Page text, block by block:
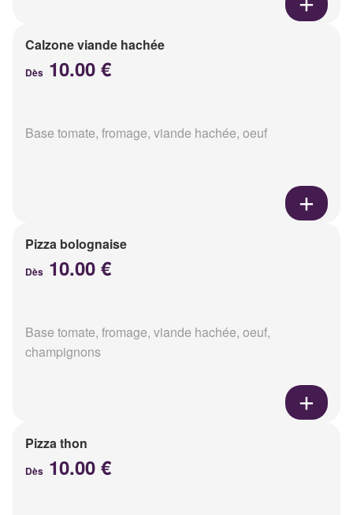
Calzone viande hachée
Dès 10.00 €
Base tomate, fromage, viande hachée, oeuf
Pizza bolognaise
Dès 10.00 €
Base tomate, fromage, viande hachée, oeuf,
champignons
Pizza thon
Dès 10.00 €